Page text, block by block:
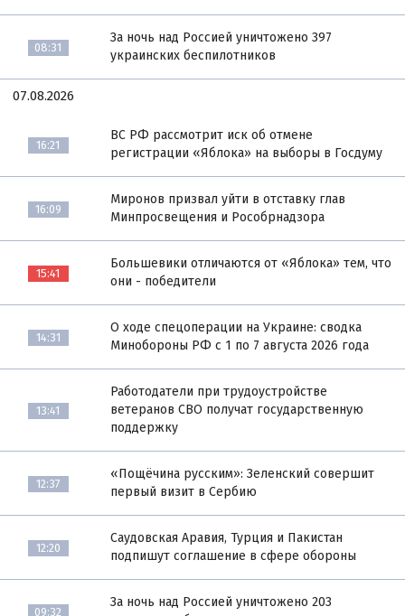
08:31
За ночь над Россией уничтожено 397
украинских беспилотников
07.08.2026
16:21
ВС РФ рассмотрит иск об отмене
регистрации «Яблока» на выборы в Госдуму
16:09
Миронов призвал уйти в отставку глав
Минпросвещения и Рособрнадзора
15:41
Большевики отличаются от «Яблока» тем, что
они - победители
14:31
О ходе спецоперации на Украине: сводка
Минобороны РФ с 1 по 7 августа 2026 года
13:41
Работодатели при трудоустройстве
ветеранов СВО получат государственную
поддержку
12:37
«Пощёчина русским»: Зеленский совершит
первый визит в Сербию
12:20
Саудовская Аравия, Турция и Пакистан
подпишут соглашение в сфере обороны
09:32
За ночь над Россией уничтожено 203